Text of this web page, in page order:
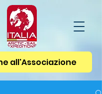
all'Associazione